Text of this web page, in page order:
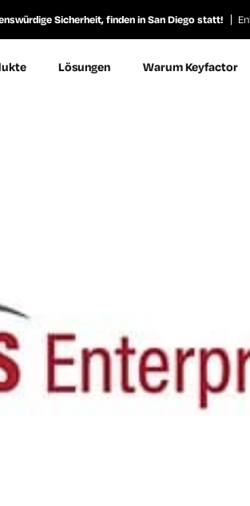
Sicherheit, finden in San Diego statt!
Lösungen Warum Keyfactor